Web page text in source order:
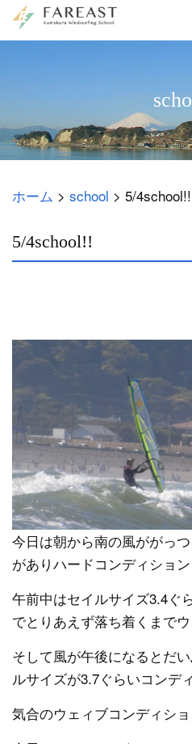
ホーム > school > 5/4school!!
5/4school!!
今日は朝から南の風ががっ
がありハードコンディション
午前中はセイルサイズ3.4ぐ
でとりあえず落ち着くまでウ
そして風が午後になるとだ
ルサイズが3.7ぐらいコンデ
気合のウェィブコンディシ